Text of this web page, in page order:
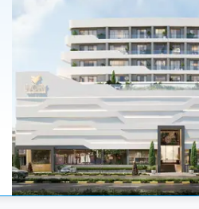
دکانات
95.2 لاکھ
0.3 مرلہ
-